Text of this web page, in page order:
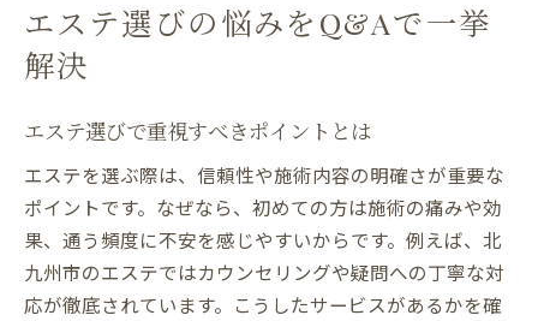
エステ選びの悩みをQ&Aで一挙
解決
エステ選びで重視すべきポイントとは
エステを選ぶ際は、信頼性や施術内容の明確さが重要な
ポイントです。なぜなら、初めての方は施術の痛みや効
果、通う頻度に不安を感じやすいからです。例えば、北
九州市のエステではカウンセリングや疑問への丁寧な対
応が徹底されています。こうしたサービスがあるかを確